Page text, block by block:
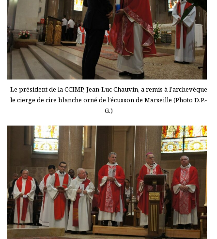
Le président de la CCIMP, Jean-Luc Chauvin, a remis à l’archevêque
le cierge de cire blanche orné de l’écusson de Marseille (Photo D.P.-
G.)